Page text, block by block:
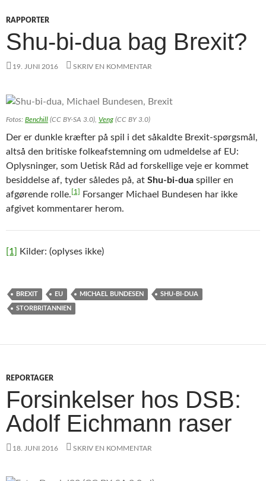
RAPPORTER
Shu-bi-dua bag Brexit?
19. JUNI 2016 SKRIV EN KOMMENTAR
Fotos: Benchill (CC BY-SA 3.0), Veng (CC BY 3.0)
Der er dunkle kræfter på spil i det såkaldte Brexit-spørgsmål,
altså den britiske folkeafstemning om udmeldelse af EU:
Oplysninger, som Uetisk Råd ad forskellige veje er kommet
besiddelse af, tyder således på, at Shu-bi-dua spiller en
afgørende rolle. [1]
Forsanger Michael Bundesen har ikke
afgivet kommentarer herom.
[1] Kilder: (oplyses ikke)
BREXIT EU MICHAEL BUNDESEN SHU-BI-DUA
STORBRITANNIEN
REPORTAGER
Forsinkelser hos DSB:
Adolf Eichmann raser
18. JUNI 2016 SKRIV EN KOMMENTAR